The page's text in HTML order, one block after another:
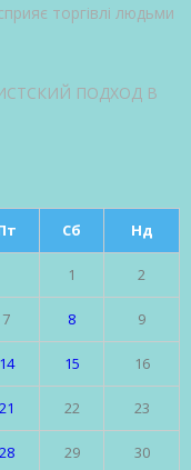
торгівлі людьми
ПОДХОД В
Сб Нд
1 2
7 8 9
14 15 16
21 22 23
28 29 30